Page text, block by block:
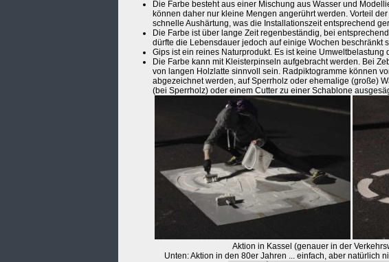
Die Farbe besteht aus einer Mischung aus Wasser und
können daher nur kleine Mengen angerührt werden. Vorteil
schnelle Aushärtung, was die Installationszeit entsprechend
Die Farbe ist über lange Zeit regenbeständig, bei
dürfte die Lebensdauer jedoch auf einige Wochen beschränkt
Gips ist ein reines Naturprodukt. Es ist keine
Die Farbe kann mit Kleisterpinseln aufgebracht werden. Bei
von langen Holzlatte sinnvoll sein. Radpiktogramme können
abgezeichnet werden, auf Sperrholz oder ehemalige (große)
(bei Sperrholz) oder einem Cutter zu einer Schablone
Aktion in Kassel (genauer in der
Unten: Aktion in den 80er Jahren ... einfach, aber natürlich